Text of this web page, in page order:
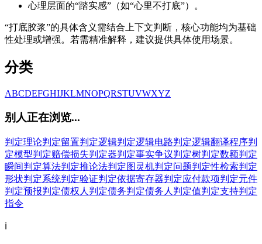
心理层面的“踏实感”（如“心里不打底”）。
“打底胶浆”的具体含义需结合上下文判断，核心功能均为基础
性处理或增强。若需精准解释，建议提供具体使用场景。
分类
ABCDEFGHIJKLMNOPQRSTUVWXYZ
别人正在浏览...
判定理论判定留置判定逻辑判定逻辑电路判定逻辑翻译程序判
定模型判定赔偿损失判定器判定事实争议判定树判定数额判定
瞬间判定算法判定推论法判定图灵机判定问题判定性检索判定
形状判定系统判定验证判定依据寄存器判定应付款项判定元件
判定预报判定债权人 判定债务判定债务人 判定值判定支持判定
指令
ℹ️